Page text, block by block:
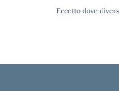
Eccetto dove